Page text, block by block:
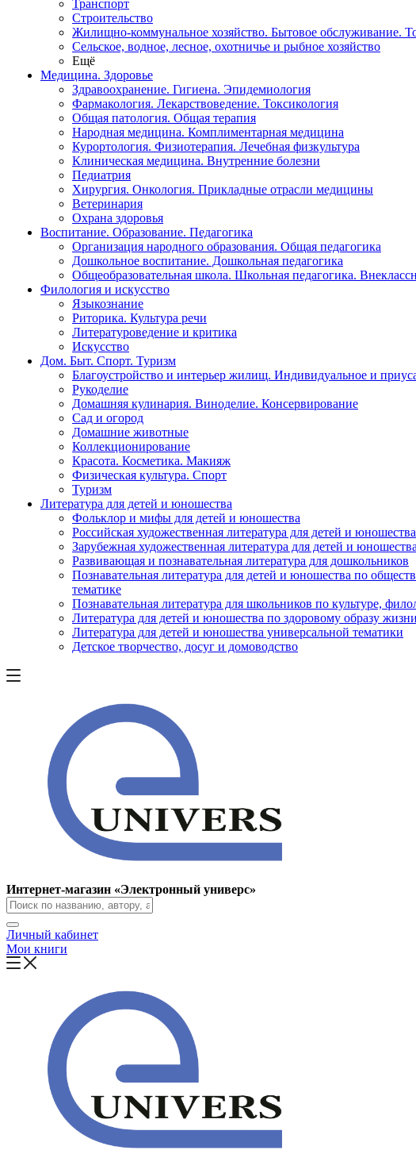
Транспорт
Строительство
Жилищно-коммунальное хозяйство. Бытовое обслуживание.
Сельское, водное, лесное, охотничье и рыбное хозяйство
Ещё
Медицина. Здоровье
Здравоохранение. Гигиена. Эпидемиология
Фармакология. Лекарствоведение. Токсикология
Общая патология. Общая терапия
Народная медицина. Комплиментарная медицина
Курортология. Физиотерапия. Лечебная физкультура
Клиническая медицина. Внутренние болезни
Педиатрия
Хирургия. Онкология. Прикладные отрасли медицины
Ветеринария
Охрана здоровья
Воспитание. Образование. Педагогика
Организация народного образования. Общая педагогика
Дошкольное воспитание. Дошкольная педагогика
Общеобразовательная школа. Школьная педагогика.
Филология и искусство
Языкознание
Риторика. Культура речи
Литературоведение и критика
Искусство
Дом. Быт. Спорт. Туризм
Благоустройство и интерьер жилищ. Индивидуальное и
Рукоделие
Домашняя кулинария. Виноделие. Консервирование
Сад и огород
Домашние животные
Коллекционирование
Красота. Косметика. Макияж
Физическая культура. Спорт
Туризм
Литература для детей и юношества
Фольклор и мифы для детей и юношества
Российская художественная литература для детей и юношества
Зарубежная художественная литература для детей и юношества
Развивающая и познавательная литература для дошкольников
Познавательная литература для детей и юношества по
тематике
Познавательная литература для школьников по культуре,
Литература для детей и юношества по здоровому образу жизни
Литература для детей и юношества универсальной тематики
Детское творчество, досуг и домоводство
Интернет-магазин «Электронный универс»
Личный кабинет
Мои книги